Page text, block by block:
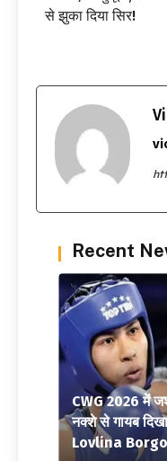
से झुका दिया सिर!
Recent
CWG 2026 में
नक्शे से गायब
Lovlina